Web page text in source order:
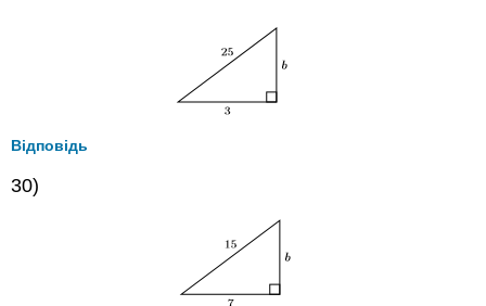
Відповідь
30)